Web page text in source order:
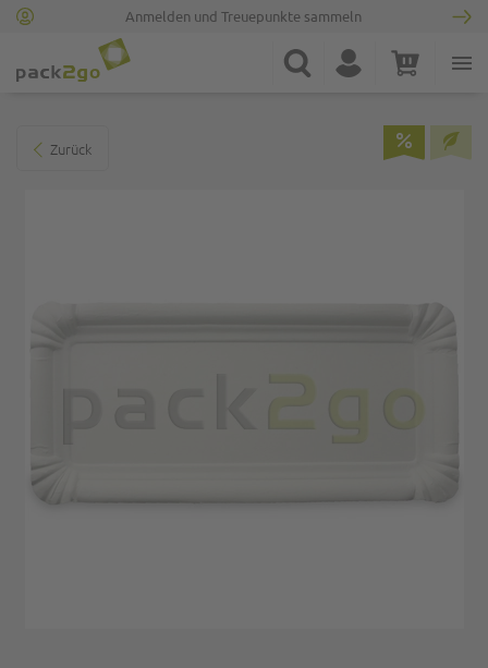
Anmelden und Treuepunkte sammeln
Suche Konto Warenkorb
Zurück